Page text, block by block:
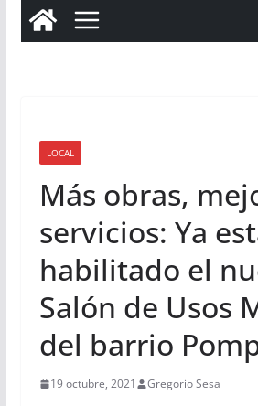
LOCAL
Más obras,
servicios: Ya
habilitado el
Salón de Usos
del barrio
19 octubre, 2021 Gregorio Sesa